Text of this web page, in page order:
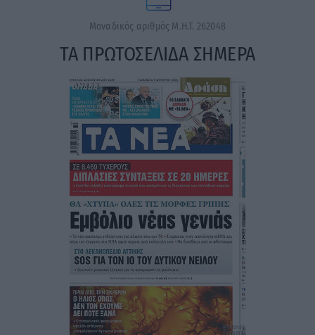
Μοναδικός αριθμός Μ.Η.Τ. 262048
ΤΑ ΠΡΩΤΟΣΕΛΙΔΑ ΣΗΜΕΡΑ